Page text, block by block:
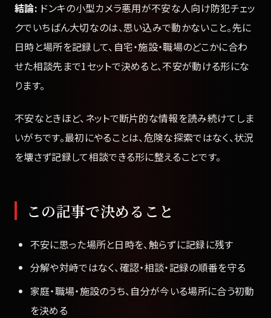
結論: ドンキの小型カメラ悪用が不安な人向け防犯チェッ
クでいちばん大切なのは、思い込みで動かないこと。先に
日時と場所を記録して、自宅・施設・職場のどこかに合わ
せた相談先まで1セットで決めると、不安が動ける形にな
ります。
不安なときほど、ネットで断片的な情報を読み続けてしま
いがちです。最初にやることは、危険な探索ではなく、状況
を壊さず記録して相談できる形に整えることです。
この記事で決めること
不安に思った場所と日時を、触らずに記録に残す
分解や対峙ではなく、確認・相談・記録の順番を守る
家庭・職場・施設のうち、自分が今いる場所に合う初動
を決める